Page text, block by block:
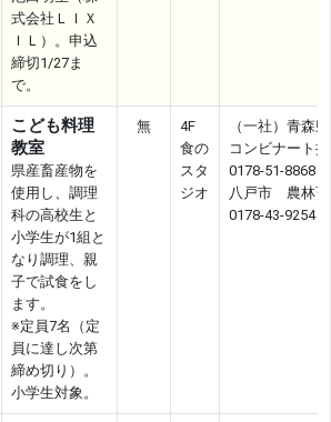
式会社ＬＩＸ
ＩＬ）。申込
締切1/27ま
で。
こども料理
教室
県産畜産物を
使用し、調理
科の高校生と
小学生が1組と
なり調理、親
子で試食をし
ます。
※定員7名（定
員に達し次第
締め切り）。
小学生対象。
無
4F
食の
スタ
ジオ
（一社）青森
コンビナート
0178-51-8868
八戸市 農林畜
0178-43-9254